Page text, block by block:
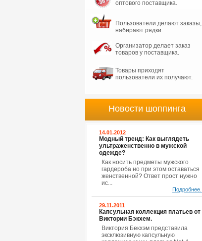
оптового поставщика.
Пользователи делают заказы,
набирают рядки.
Организатор делает заказ
товаров у поставщика.
Товары приходят
пользователи их получают.
Новости шоппинга
14.01.2012
Модный тренд: Как выглядеть
ультраженственно в мужской
одежде?
Как носить предметы мужского
гардероба но при этом оставаться
женственной? Ответ прост нужно
ис...
Подробнее...
29.11.2011
Капсульная коллекция платьев от
Виктории Бэкхем.
Виктория Бекхэм представила
эксклюзивную капсульную